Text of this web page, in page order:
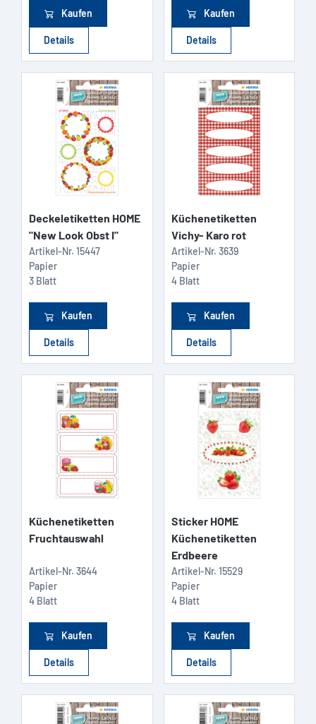
Kaufen
Details
Kaufen
Details
Deckeletiketten HOME
"New Look Obst I"
Artikel-Nr. 15447
Papier
3 Blatt
Kaufen
Details
Küchenetiketten
Vichy- Karo rot
Artikel-Nr. 3639
Papier
4 Blatt
Kaufen
Details
Küchenetiketten
Fruchtauswahl
Artikel-Nr. 3644
Papier
4 Blatt
Kaufen
Details
Sticker HOME
Küchenetiketten
Erdbeere
Artikel-Nr. 15529
Papier
4 Blatt
Kaufen
Details